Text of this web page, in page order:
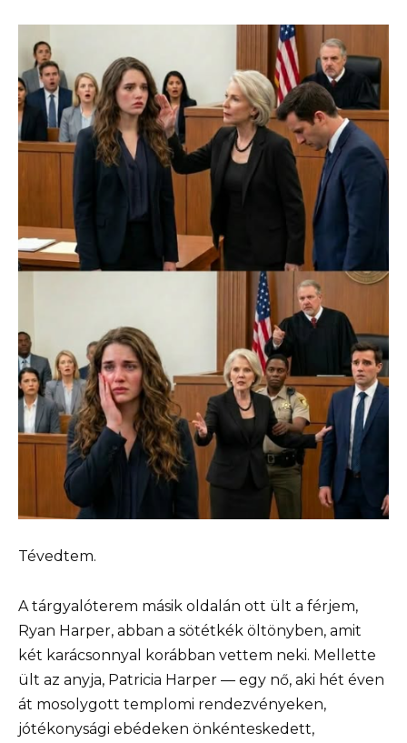
Tévedtem.
A tárgyalóterem másik oldalán ott ült a férjem,
Ryan Harper, abban a sötétkék öltönyben, amit
két karácsonnyal korábban vettem neki. Mellette
ült az anyja, Patricia Harper — egy nő, aki hét éven
át mosolygott templomi rendezvényeken,
jótékonysági ebédeken önkénteskedett,